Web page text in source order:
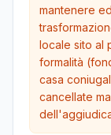
mantenere
locale sito al
formalità
casa
cancellate